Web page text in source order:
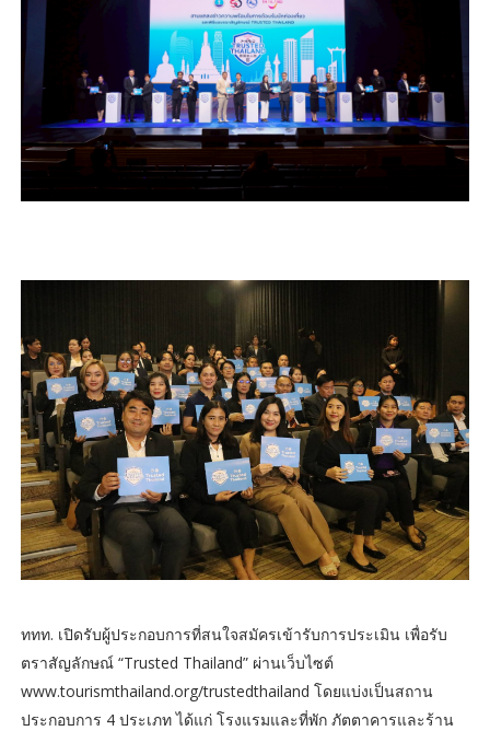
ททท. เปิดรับผู้ประกอบการที่สนใจสมัครเข้ารับการประเมิน เพื่อรับ
ตราสัญลักษณ์ “Trusted Thailand” ผ่านเว็บไซต์
www.tourismthailand.org/trustedthailand โดยแบ่งเป็นสถาน
ประกอบการ 4 ประเภท ได้แก่ โรงแรมและที่พัก ภัตตาคารและร้าน